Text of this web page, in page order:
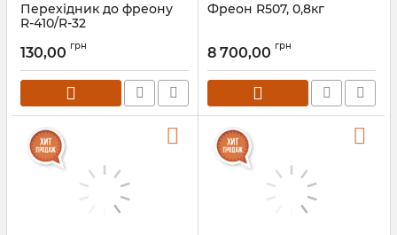
Перехідник до фреону
R-410/R-32
130,00 грн
Фреон R507, 0,8кг
8 700,00 грн